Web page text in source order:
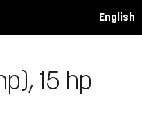
English
15 hp